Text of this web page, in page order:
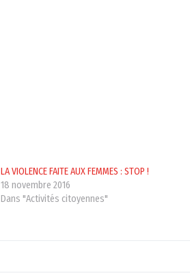
LA VIOLENCE FAITE AUX FEMMES : STOP !
18 novembre 2016
Dans "Activités citoyennes"